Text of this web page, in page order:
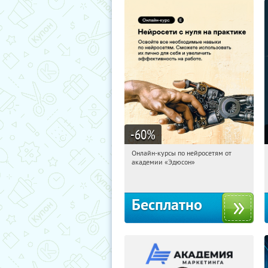
-60%
15:10:25 Получили:
Онлайн-курсы по нейросетям от
академии «Эдюсон»
Бесплатно